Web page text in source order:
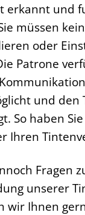
erkannt und
müssen
oder
Patrone
und den
So haben
Ihren
Fragen
unserer
wir Ihnen